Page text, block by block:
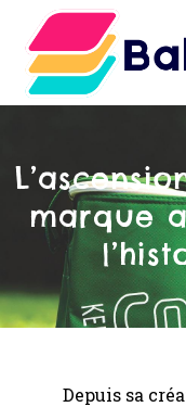
marque
Depuis sa